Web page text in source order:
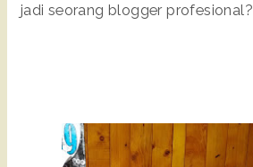
jadi seorang blogger profesional?